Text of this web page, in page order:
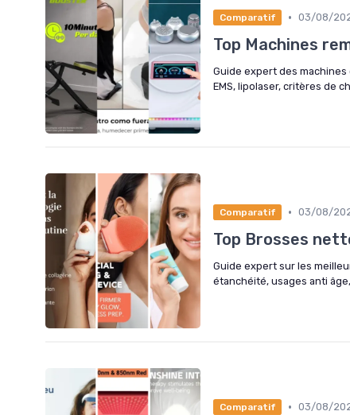
Comparatif • 03/08/
Top Machines
Guide expert des
EMS, lipolaser, critères de
Comparatif • 03/08/
Top Brosses
Guide expert sur les
étanchéité, usages anti
Comparatif • 03/08/